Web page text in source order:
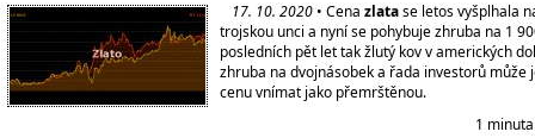
17. 10. 2020 • Cena zlatase letos vyšplhala
trojskou unci a nyní se pohybuje zhruba na 1
posledních pět let tak žlutý kov v amerických
zhruba na dvojnásobek a řada investorů může
cenu vnímat jako přemrštěnou.
1